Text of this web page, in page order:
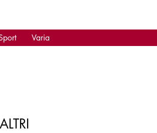
Varia